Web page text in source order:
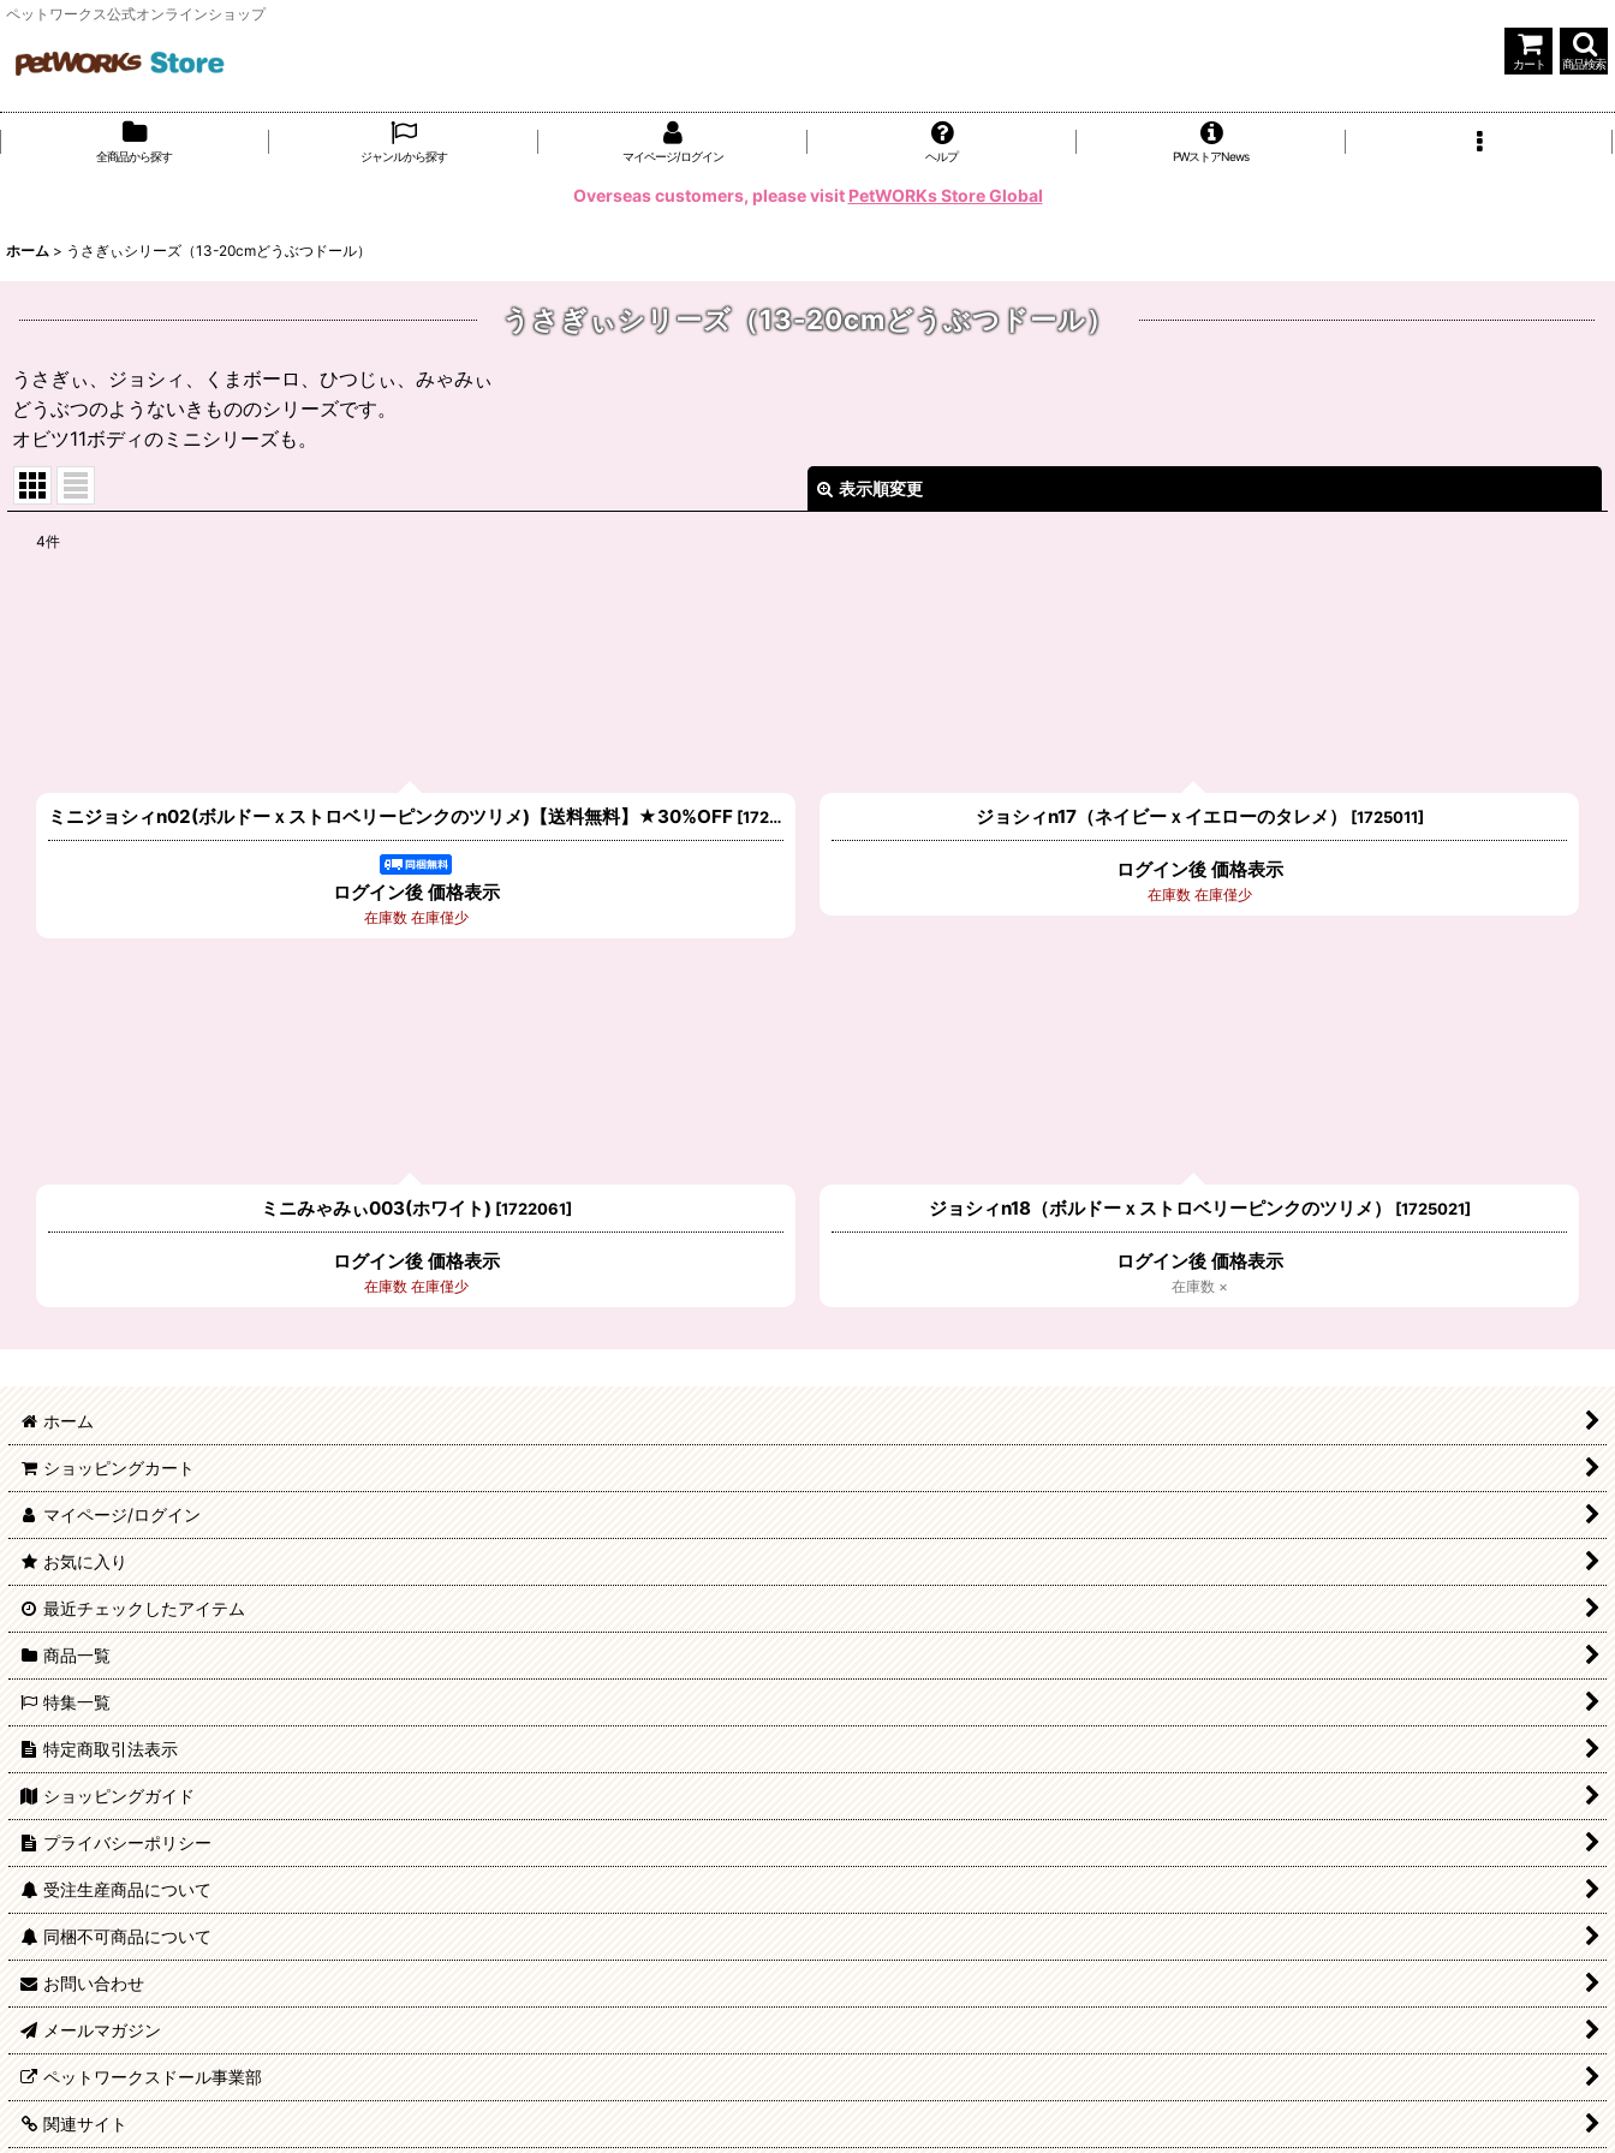
ペットワークス公式オンラインショップ
カート 商品検索
全商品から探す ジャンルから探す マイページ/ログイン ヘルプ PWストアNews
Overseas customers, please visit PetWORKs Store Global
ホーム > うさぎぃシリーズ（13-20cmどうぶつドール）
うさぎぃシリーズ（13-20cmどうぶつドール）
うさぎぃ、ジョシィ、くまボーロ、ひつじぃ、みゃみぃ
どうぶつのようないきもののシリーズです。
オビツ11ボディのミニシリーズも。
表示順変更
絞り込む
4件
ミニジョシィn02(ボルドーｘストロベリーピンクのツリメ)【送料無料】★30%OFF [1720121
ログイン後 価格表示
在庫数 在庫僅少
ジョシィn17（ネイビーｘイエローのタレメ） [1725011]
ログイン後 価格表示
在庫数 在庫僅少
ミニみゃみぃ003(ホワイト) [1722061]
ログイン後 価格表示
在庫数 在庫僅少
ジョシィn18（ボルドーｘストロベリーピンクのツリメ） [1725021]
ログイン後 価格表示
在庫数 ×
ホーム
ショッピングカート
マイページ/ログイン
お気に入り
最近チェックしたアイテム
商品一覧
特集一覧
特定商取引法表示
ショッピングガイド
プライバシーポリシー
受注生産商品について
同梱不可商品について
お問い合わせ
メールマガジン
ペットワークスドール事業部
関連サイト